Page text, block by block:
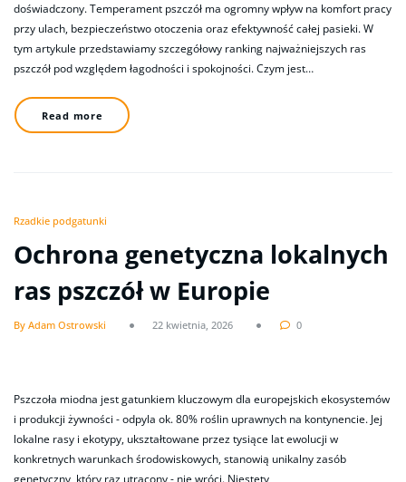
doświadczony. Temperament pszczół ma ogromny wpływ na komfort pracy
przy ulach, bezpieczeństwo otoczenia oraz efektywność całej pasieki. W
tym artykule przedstawiamy szczegółowy ranking najważniejszych ras
pszczół pod względem łagodności i spokojności. Czym jest…
Read more
Rzadkie podgatunki
Ochrona genetyczna lokalnych
ras pszczół w Europie
By Adam Ostrowski 22 kwietnia, 2026 0
Pszczoła miodna jest gatunkiem kluczowym dla europejskich ekosystemów
i produkcji żywności - odpyla ok. 80% roślin uprawnych na kontynencie. Jej
lokalne rasy i ekotypy, ukształtowane przez tysiące lat ewolucji w
konkretnych warunkach środowiskowych, stanowią unikalny zasób
genetyczny, który raz utracony - nie wróci. Niestety,